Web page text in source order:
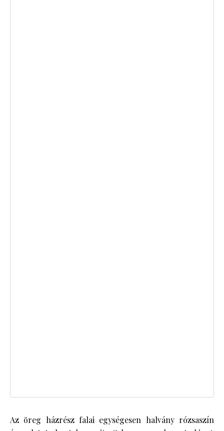
Az öreg házrész falai egységesen halvány rózsaszín